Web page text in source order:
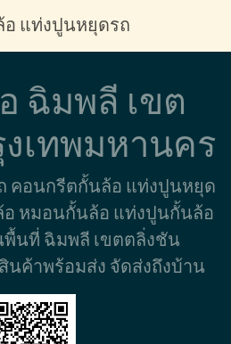
อ แท่งปูนหยุดรถ
ฉิมพลี เขต
เทพมหานคร
คอนกรีตกั้นล้อ แท่งปูนหยุด
หมอนกั้นล้อ แท่งปูนกั้นล้อ
นที่ ฉิมพลี เขตตลิ่งชัน
นค้าพร้อมส่ง จัดส่งถึงบ้าน